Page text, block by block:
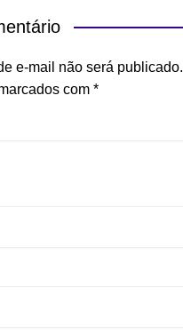
e-mail não será publicado.
com *